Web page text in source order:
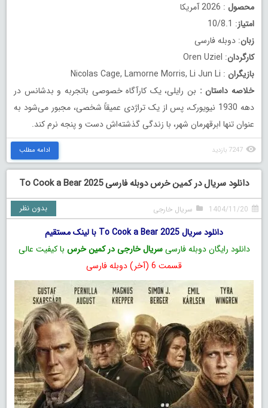
محصول : 2026 آمریکا
امتیاز: 10/8.1
زبان: دوبله فارسی
کارگردان: Oren Uziel
بازیگران : Nicolas Cage, Lamorne Morris, Li Jun Li
خلاصه داستان : بن رایلی، یک کارآگاه خصوصی باتجربه و بدشانس در
دهه 1930 نیویورک، پس از یک تراژدی عمیقاً شخصی، مجبور می‌شود به
عنوان تنها ابرقهرمان شهر، با زندگی گذشته‌اش دست و پنجه نرم کند.
7247 بازدید ادامه مطلب
دانلود سریال در کمین خرس دوبله فارسی To Cook a Bear 2025
1404/11/20 سریال خارجی بدون نظر
دانلود سریال To Cook a Bear 2025 با لینک مستقیم
دانلود رایگان دوبله فارسیسریال خارجی در کمین خرس با کیفیت عالی
قسمت 6 (آخر) دوبله فارسی